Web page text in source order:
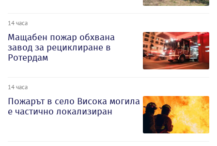
14 часа
Мащабен пожар обхвана
завод за рециклиране в
Ротердам
14 часа
Пожарът в село Висока могила
е частично локализиран